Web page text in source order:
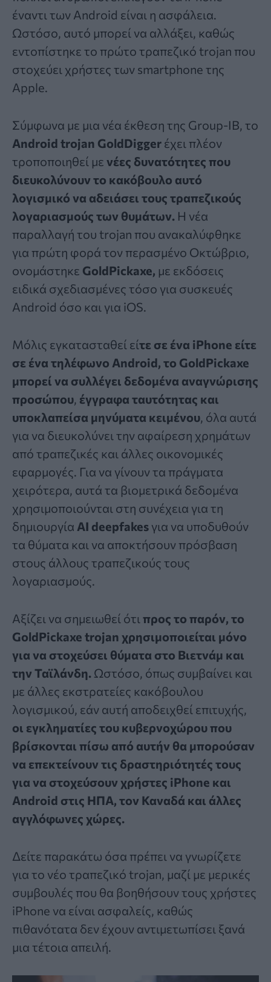
έναντι των Android είναι η ασφάλεια.
Ωστόσο, αυτό μπορεί να αλλάξει, καθώς
εντοπίστηκε το πρώτο τραπεζικό trojan που
στοχεύει χρήστες των smartphone της
Apple.
Σύμφωνα με μια νέα έκθεση της Group-IB, το
Android trojan GoldDigger έχει πλέον
τροποποιηθεί με νέες δυνατότητες που
διευκολύνουν το κακόβουλο αυτό
λογισμικό να αδειάσει τους τραπεζικούς
λογαριασμούς των θυμάτων. Η νέα
παραλλαγή του trojan που ανακαλύφθηκε
για πρώτη φορά τον περασμένο Οκτώβριο,
ονομάστηκε GoldPickaxe, με εκδόσεις
ειδικά σχεδιασμένες τόσο για συσκευές
Android όσο και για iOS.
Μόλις εγκατασταθεί είτε σε ένα iPhone είτε
σε ένα τηλέφωνο Android, το GoldPickaxe
μπορεί να συλλέγει δεδομένα αναγνώρισης
προσώπου, έγγραφα ταυτότητας και
υποκλαπείσα μηνύματα κειμένου, όλα αυτά
για να διευκολύνει την αφαίρεση χρημάτων
από τραπεζικές και άλλες οικονομικές
εφαρμογές. Για να γίνουν τα πράγματα
χειρότερα, αυτά τα βιομετρικά δεδομένα
χρησιμοποιούνται στη συνέχεια για τη
δημιουργία AI deepfakes για να υποδυθούν
τα θύματα και να αποκτήσουν πρόσβαση
στους άλλους τραπεζικούς τους
λογαριασμούς.
Αξίζει να σημειωθεί ότι προς το παρόν, το
GoldPickaxe trojan χρησιμοποιείται μόνο
για να στοχεύσει θύματα στο Βιετνάμ και
την Ταϊλάνδη. Ωστόσο, όπως συμβαίνει και
με άλλες εκστρατείες κακόβουλου
λογισμικού, εάν αυτή αποδειχθεί επιτυχής,
οι εγκληματίες του κυβερνοχώρου που
βρίσκονται πίσω από αυτήν θα μπορούσαν
να επεκτείνουν τις δραστηριότητές τους
για να στοχεύσουν χρήστες iPhone και
Android στις ΗΠΑ, τον Καναδά και άλλες
αγγλόφωνες χώρες.
Δείτε παρακάτω όσα πρέπει να γνωρίζετε
για το νέο τραπεζικό trojan, μαζί με μερικές
συμβουλές που θα βοηθήσουν τους χρήστες
iPhone να είναι ασφαλείς, καθώς
πιθανότατα δεν έχουν αντιμετωπίσει ξανά
μια τέτοια απειλή.